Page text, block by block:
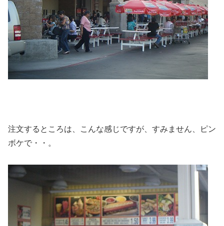
注文するところは、こんな感じですが、すみません、ピン
ボケで・・。